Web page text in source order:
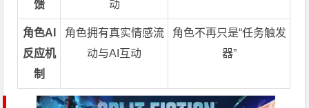
馈
动
角色AI
反应机
制
角色拥有真实情感流
动与AI互动
角色不再只是“任务触发
器”